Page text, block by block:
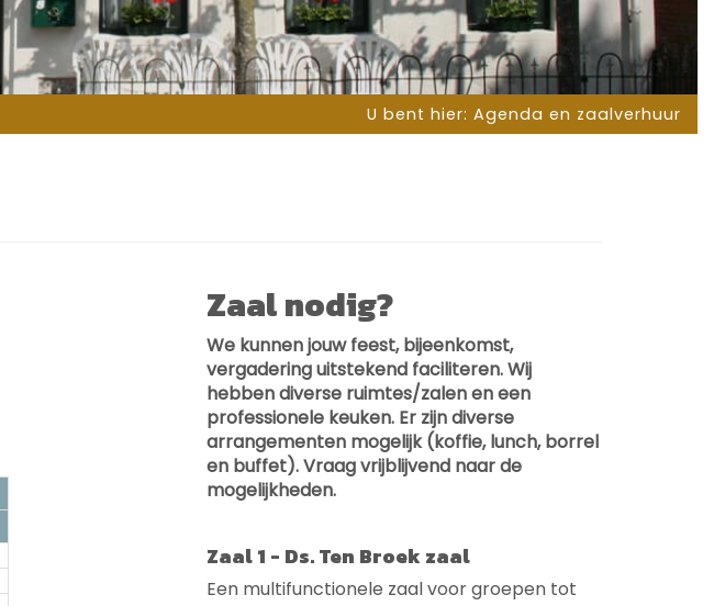
U bent hier: Agenda en zaalverhuur
Zaal nodig?
We kunnen jouw feest, bijeenkomst,
vergadering uitstekend faciliteren. Wij
hebben diverse ruimtes/zalen en een
professionele keuken. Er zijn diverse
arrangementen mogelijk (koffie, lunch, borrel
en buffet). Vraag vrijblijvend naar de
mogelijkheden.
Zaal 1 - Ds. Ten Broek zaal
Een multifunctionele zaal voor groepen tot